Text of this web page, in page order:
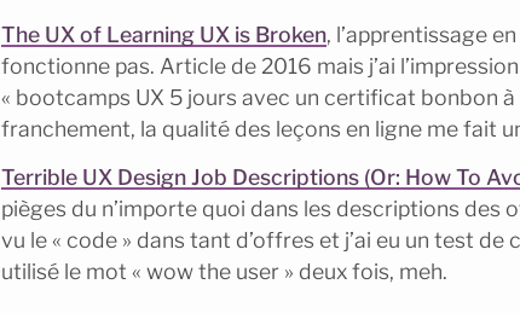
The UX of Learning UX is Broken, l’apprentissage
fonctionne pas. Article de 2016 mais j’ai
« bootcamps UX 5 jours avec un certificat bonbon à
franchement, la qualité des leçons en ligne me fait
Terrible UX Design Job Descriptions (Or: How To
pièges du n’importe quoi dans les descriptions des
vu le « code » dans tant d’offres et j’ai eu un test
utilisé le mot « wow the user » deux fois, meh.